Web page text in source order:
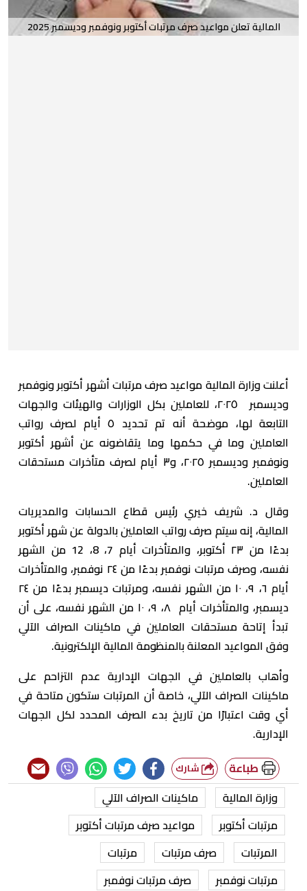
المالية تعلن مواعيد صرف مرتبات أكتوبر ونوفمبر وديسمبر 2025
أعلنت وزارة المالية مواعيد صرف مرتبات أشهر أكتوبر ونوفمبر
وديسمبر ٢٠٢٥، للعاملين بكل الوزارات والهيئات والجهات
التابعة لها، موضحة أنه تم تحديد ٥ أيام لصرف رواتب
العاملين وما في حكمها وما يتقاضونه عن أشهر أكتوبر
ونوفمبر وديسمبر ٢٠٢٥، و٣ أيام لصرف متأخرات مستحقات
العاملين.
وقال د. شريف خيري رئيس قطاع الحسابات والمديريات
المالية، إنه سيتم صرف رواتب العاملين بالدولة عن شهر أكتوبر
بدءًا من ٢٣ أكتوبر، والمتأخرات أيام 7، 8، 12 من الشهر
نفسه، وصرف مرتبات نوفمبر بدءًا من ٢٤ نوفمبر، والمتأخرات
أيام ٦، ٩، ١٠ من الشهر نفسه، ومرتبات ديسمبر بدءًا من ٢٤
ديسمبر، والمتأخرات أيام ٨، ٩، ١٠ من الشهر نفسه، على أن
تبدأ إتاحة مستحقات العاملين في ماكينات الصراف الآلي
وفق المواعيد المعلنة بالمنظومة المالية الإلكترونية.
وأهاب بالعاملين في الجهات الإدارية عدم التزاحم على
ماكينات الصراف الآلي، خاصة أن المرتبات ستكون متاحة في
أي وقت اعتبارًا من تاريخ بدء الصرف المحدد لكل الجهات
الإدارية.
طباعة
وزارة المالية
ماكينات الصراف الآلي
مرتبات أكتوبر
مواعيد صرف مرتبات أكتوبر
المرتبات
صرف مرتبات
مرتبات
مرتبات نوفمبر
صرف مرتبات نوفمبر